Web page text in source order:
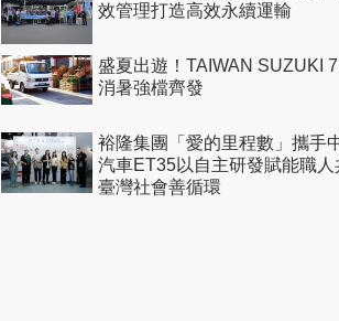
效管理打造高效永續運輸
盛夏出遊！TAIWAN SUZUKI 7
消暑強檔齊發
裕隆集團「愛的里程數」攜手
汽車ET35以自主研發賦能職人
臺灣社會善循環